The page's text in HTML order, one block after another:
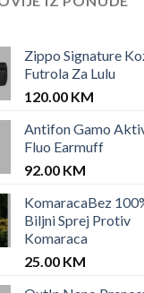
Zippo Signature
Futrola Za Lulu
120.00 KM
Antifon Gamo
Fluo Earmuff
92.00 KM
KomaracaBez
Biljni Sprej Protiv
Komaraca
25.00 KM